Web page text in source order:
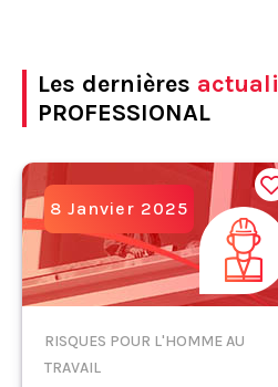
Les dernières
PROFESSIONAL
8 Janvier 2025
RISQUES POUR L'HOMME AU
TRAVAIL